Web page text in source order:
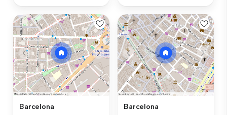
Barcelona Barcelona